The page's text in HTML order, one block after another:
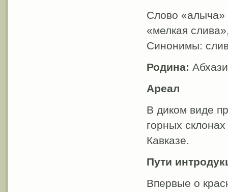
Слово «алыча»
«мелкая
Синонимы:
Родина:
Ареал
В диком виде
горных
Кавказе.
Пути
Впервые о